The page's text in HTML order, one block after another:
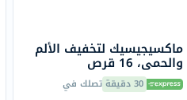
ماكسيجيسيك لتخفيف الألم
والحمى، 16 قرص
30 دقيقة تصلك في